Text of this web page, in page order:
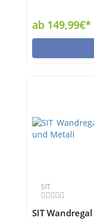
ab 149,99€*
SIT
SIT